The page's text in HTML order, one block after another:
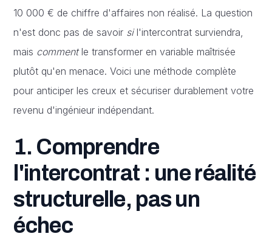
10 000 € de chiffre d'affaires non réalisé. La question
n'est donc pas de savoir sil'intercontrat surviendra,
mais commentle transformer en variable maîtrisée
plutôt qu'en menace. Voici une méthode complète
pour anticiper les creux et sécuriser durablement votre
revenu d'ingénieur indépendant.
1. Comprendre
l'intercontrat : une réalité
structurelle, pas un
échec